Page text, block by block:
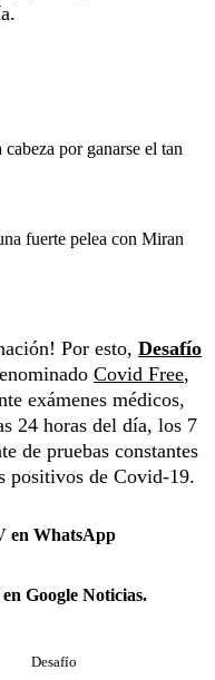
por ganarse el tan
fuerte pelea con Miran
Por esto, Desafío
Covid Free,
exámenes médicos,
24 horas del día, los 7
de pruebas constantes
positivos de Covid-19.
en WhatsApp
Google Noticias.
Desafío